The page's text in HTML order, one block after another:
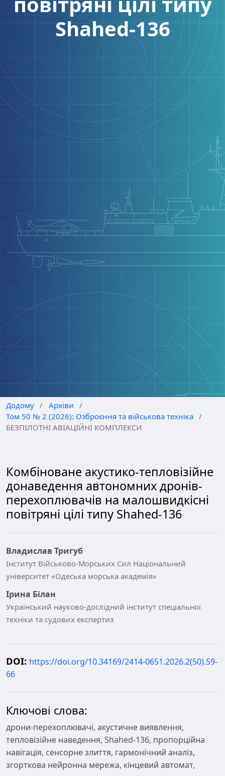
Shahed-136
Додому / Архіви
/
Том 50 № 2 (2026): Озброєння та військова техніка /
БЕЗПІЛОТНІ АВІАЦІЙНІ КОМПЛЕКСИ
Комбіноване акустико-тепловізійне
донаведення автономних дронів-
перехоплювачів на малошвидкісні
повітряні цілі типу Shahed-136
Владислав Тригуб
Інститут Військово-Морських Сил Національний
університет «Одеська морська академія»
Ірина Білан
Український науково-дослідний інститут спеціальної
техніки та судових експертиз
DOI: https://doi.org/10.34169/2414-0651.2026.2(50).59-
66
Ключові слова:
дрони-перехоплювачі, акустичне виявлення,
тепловізійне наведення, Shahed-136, пропорційна
навігація, сенсорне злиття, гармонічний аналіз,
згорткова нейронна мережа, кінцевий автомат,